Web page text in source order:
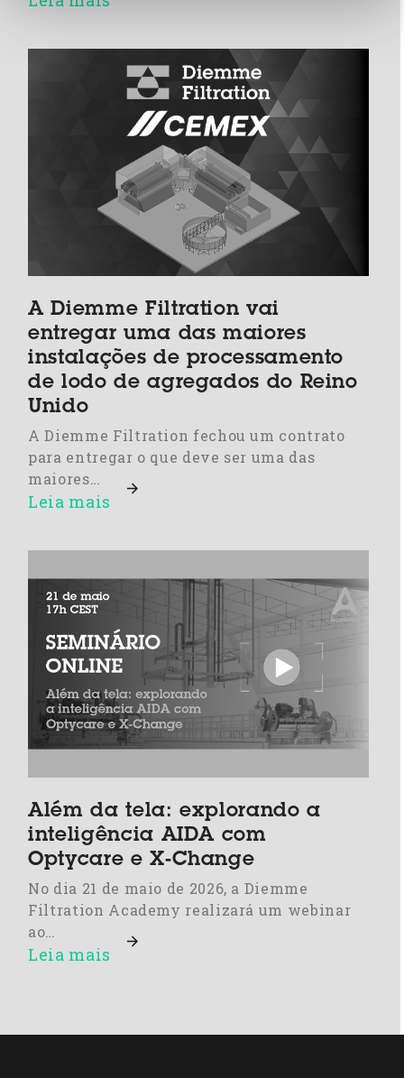
A Diemme Filtration vai
entregar uma das maiores
instalações de processamento
de lodo de agregados do Reino
Unido
A Diemme Filtration fechou um contrato
para entregar o que deve ser uma das
maiores…
Leia mais
Além da tela: explorando a
inteligência AIDA com
Optycare e X-Change
No dia 21 de maio de 2026, a Diemme
Filtration Academy realizará um webinar
ao…
Leia mais